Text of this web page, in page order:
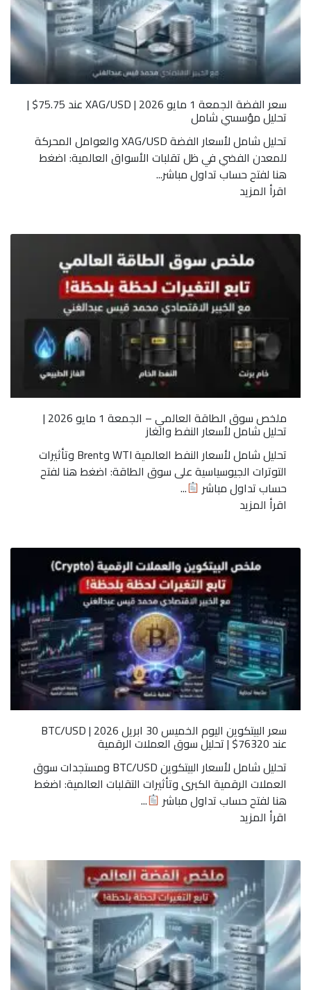
سعر الفضة الجمعة 1 مايو 2026 | XAG/USD عند 75.75$ |
تحليل مؤسسي شامل
تحليل شامل لأسعار الفضة XAG/USD والعوامل المحركة
للمعدن الفضي في ظل تقلبات الأسواق العالمية: اضغط
هنا لفتح حساب تداول مباشر...
اقرأ المزيد
ملخص سوق الطاقة العالمي – الجمعة 1 مايو 2026 |
تحليل شامل لأسعار النفط والغاز
تحليل شامل لأسعار النفط العالمية WTI وBrent وتأثيرات
التوترات الجيوسياسية على سوق الطاقة: اضغط هنا لفتح
حساب تداول مباشر
...
اقرأ المزيد
سعر البيتكوين اليوم الخميس 30 ابريل 2026 | BTC/USD
عند 76320$ | تحليل سوق العملات الرقمية
تحليل شامل لأسعار البيتكوين BTC/USD ومستجدات سوق
العملات الرقمية الكبرى وتأثيرات التقلبات العالمية: اضغط
هنا لفتح حساب تداول مباشر
...
اقرأ المزيد